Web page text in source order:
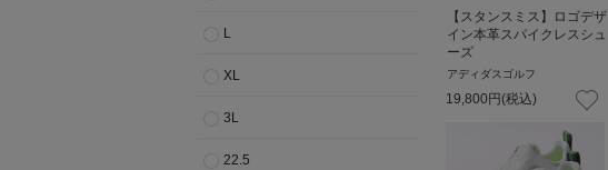
L
XL
3L
22.5
【スタンスミス】ロゴデザ
イン本革スパイクレスシュ
ーズ
アディダスゴルフ
19,800円(税込)